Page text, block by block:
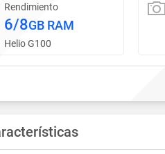
Rendimiento
6/8GB RAM
Helio G100